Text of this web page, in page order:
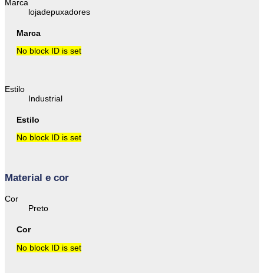
Marca
lojadepuxadores
Marca
No block ID is set
Estilo
Industrial
Estilo
No block ID is set
Material e cor
Cor
Preto
Cor
No block ID is set